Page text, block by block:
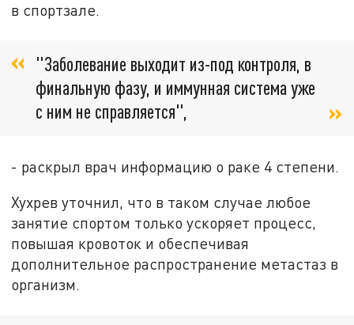
в спортзале.
"Заболевание выходит из-под контроля, в
финальную фазу, и иммунная система уже
с ним не справляется",
- раскрыл врач информацию о раке 4 степени.
Хухрев уточнил, что в таком случае любое
занятие спортом только ускоряет процесс,
повышая кровоток и обеспечивая
дополнительное распространение метастаз в
организм.